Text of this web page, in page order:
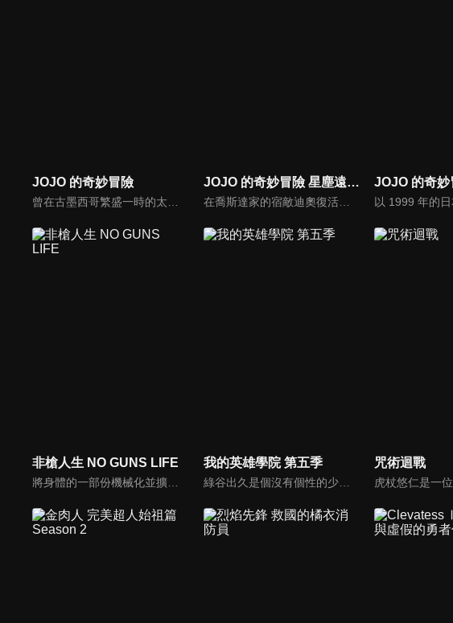
JOJO 的奇妙冒險
曾在古墨西哥繁盛一時的太陽子民阿茲特克，流傳著一枚奇妙的「石鬼面」，據說能讓人獲得永恆生命並成為真正的掌控者。然而不知何時，就從歷史中消失了蹤影。時光飛逝，來到19世紀後葉。在這個人們的思想與生活劇變的時代，喬納森喬斯達與迪奧布朗度二人相遇，並因為「石鬼面」，步上奇特詭譎的命運──
JOJO 的奇妙冒險 星塵遠征軍
在喬斯達家的宿敵迪奧復活的影響下，一位年輕人空條承太郎，得到了名為「幽波紋」的能力。為了拯救因詛咒而倒下的母親荷莉，空條承太郎與外祖父喬瑟夫以及他的夥伴，一起為了打倒迪奧而展開旅程。在漫長的旅途當中，承太郎等人一次又一次地擊退刺客。然而為了阻止他們前進，可怕的新一波敵影不斷逼近。
JOJO 的奇妙
非槍人生 NO GUNS LIFE 我的英雄學院 第五季
綠谷出久是個沒有個性的少年，但他仍憧憬並渴望成為英雄，也期望自己能進入培育英雄的菁英學校雄英高校就讀。但周圍的人都不看好沒有個性的他能成為英雄，讓他總是在他人的嘲笑與輕視中度過。直到他遇上了自己最仰慕的英雄，被人稱為「和平的象徵」的歐爾麥特，他的夢想將因此獲得會化為現實的可能性。
咒術迴戰